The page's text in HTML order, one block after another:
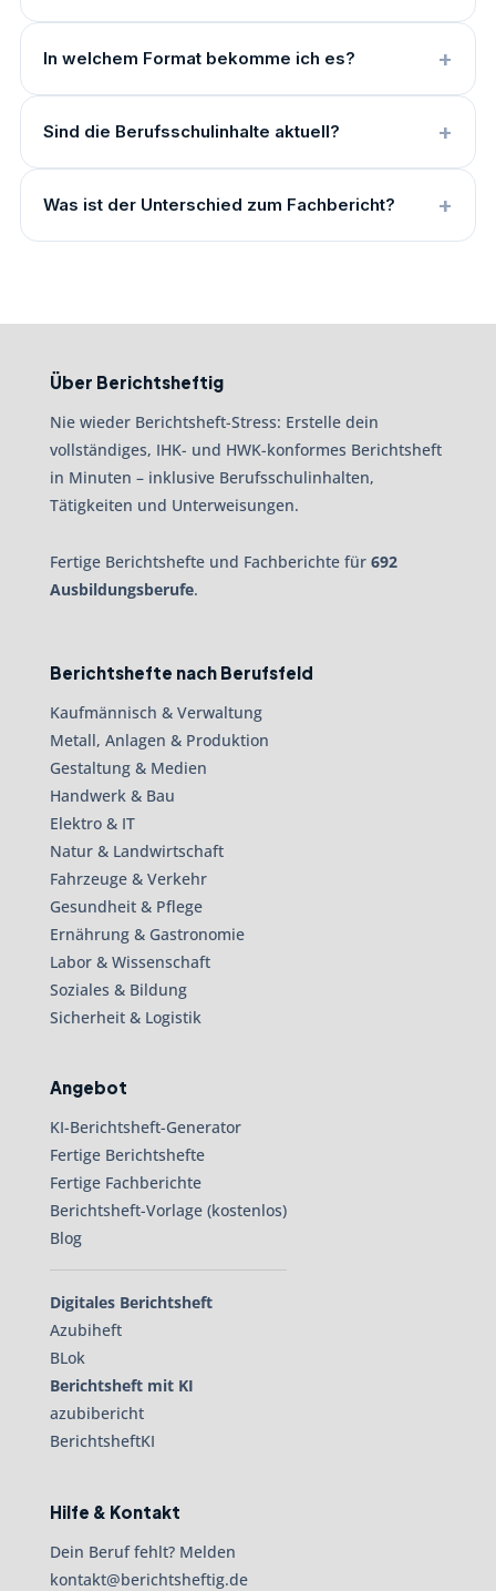
In welchem Format bekomme ich es?
Sind die Berufsschulinhalte aktuell?
Was ist der Unterschied zum Fachbericht?
Über Berichtsheftig
Nie wieder Berichtsheft-Stress: Erstelle dein
vollständiges, IHK- und HWK-konformes Berichtsheft
in Minuten – inklusive Berufsschulinhalten,
Tätigkeiten und Unterweisungen.
Fertige Berichtshefte und Fachberichte für 692
Ausbildungsberufe.
Berichtshefte nach Berufsfeld
Kaufmännisch & Verwaltung
Metall, Anlagen & Produktion
Gestaltung & Medien
Handwerk & Bau
Elektro & IT
Natur & Landwirtschaft
Fahrzeuge & Verkehr
Gesundheit & Pflege
Ernährung & Gastronomie
Labor & Wissenschaft
Soziales & Bildung
Sicherheit & Logistik
Angebot
KI-Berichtsheft-Generator
Fertige Berichtshefte
Fertige Fachberichte
Berichtsheft-Vorlage (kostenlos)
Blog
Digitales Berichtsheft
Azubiheft
BLok
Berichtsheft mit KI
azubibericht
BerichtsheftKI
Hilfe & Kontakt
Dein Beruf fehlt? Melden
kontakt@berichtsheftig.de